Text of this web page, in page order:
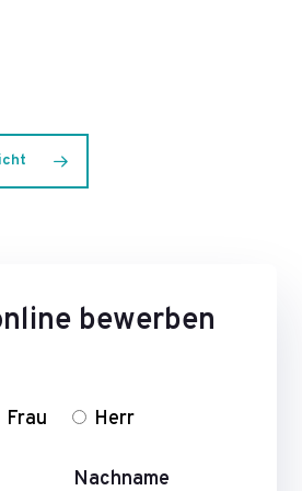
bewerben
Frau Herr
Nachname